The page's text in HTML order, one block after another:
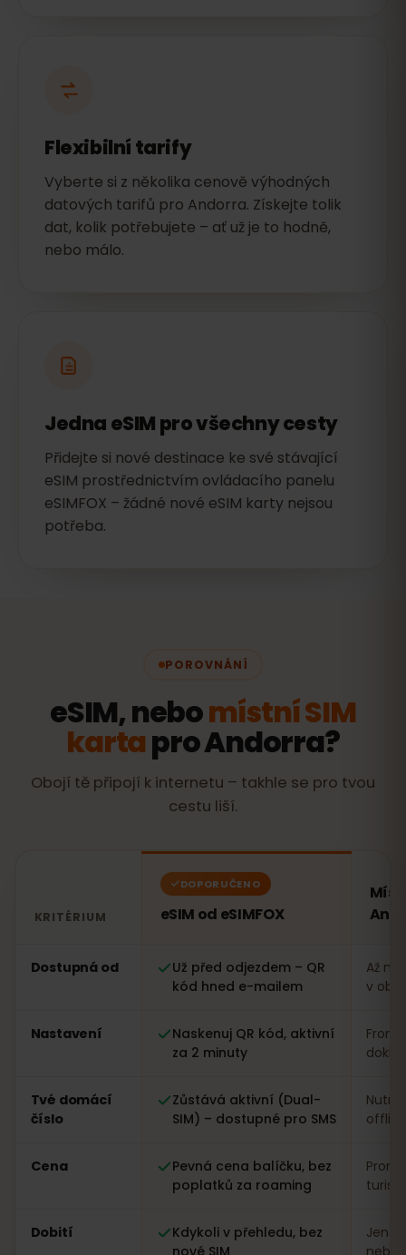
Flexibilní tarify
Vyberte si z několika cenově výhodných
datových tarifů pro Andorra. Získejte tolik
dat, kolik potřebujete – ať už je to hodně,
nebo málo.
Jedna eSIM pro všechny cesty
Přidejte si nové destinace ke své stávající
eSIM prostřednictvím ovládacího panelu
eSIMFOX – žádné nové eSIM karty nejsou
potřeba.
POROVNÁNÍ
eSIM, nebomístní SIM
kartapro Andorra?
Obojí tě připojí k internetu – takhle se pro tvou
cestu liší.
KRITÉRIUM
DOPORUČENO
eSIM od eSIMFOX
Dostupná od
Už před odjezdem – QR
kód hned e-mailem
Až
v
Nastavení
Naskenuj QR kód, aktivní
za 2 minuty
Tvé domácí
číslo
Zůstává aktivní (Dual-
SIM) – dostupné pro SMS
offline
Cena
Pevná cena balíčku, bez
poplatků za roaming
Dobití
Kdykoli v přehledu, bez
nové SIM
Jen
nebo